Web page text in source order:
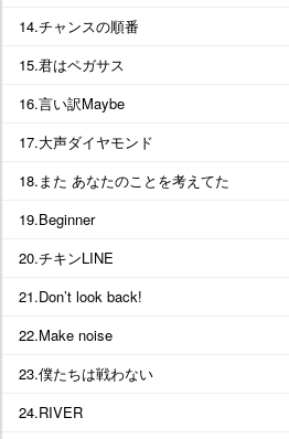
14.チャンスの順番
15.君はペガサス
16.言い訳Maybe
17.大声ダイヤモンド
18.また あなたのことを考えてた
19.Beginner
20.チキンLINE
21.Don’t look back!
22.Make noise
23.僕たちは戦わない
24.RIVER